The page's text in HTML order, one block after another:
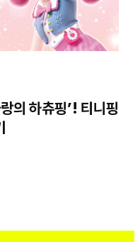
의 하츄핑’! 티니핑